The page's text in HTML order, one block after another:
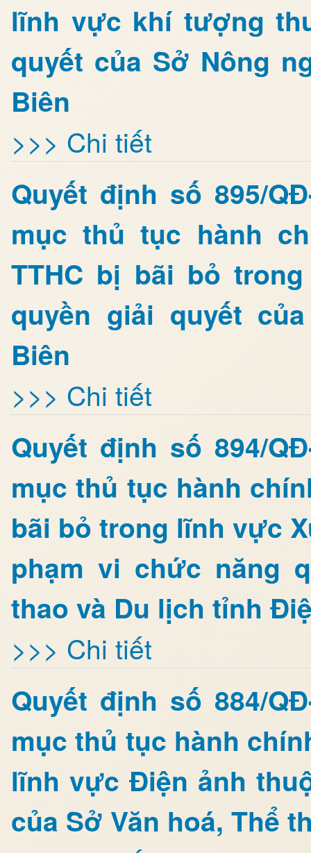
lĩnh vực khí tượng
quyết của Sở Nông
Biên
>>> Chi tiết
Quyết định số 895/
mục thủ tục hành
TTHC bị bãi bỏ
quyền giải quyết
Biên
>>> Chi tiết
Quyết định số 894/
mục thủ tục hành
bãi bỏ trong lĩnh vực
phạm vi chức năng
thao và Du lịch tỉnh
>>> Chi tiết
Quyết định số 884/
mục thủ tục hành
lĩnh vực Điện ảnh
của Sở Văn hoá, Thể